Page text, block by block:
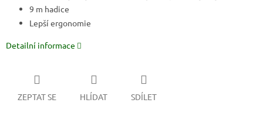
9 m hadice
Lepší ergonomie
Detailní informace
ZEPTAT SE HLÍDAT SDÍLET